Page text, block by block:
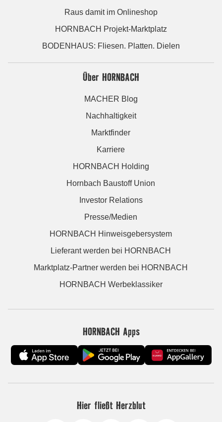
Raus damit im Onlineshop
HORNBACH Projekt-Marktplatz
BODENHAUS: Fliesen. Platten. Dielen
Über HORNBACH
MACHER Blog
Nachhaltigkeit
Marktfinder
Karriere
HORNBACH Holding
Hornbach Baustoff Union
Investor Relations
Presse/Medien
HORNBACH Hinweisgebersystem
Lieferant werden bei HORNBACH
Marktplatz-Partner werden bei HORNBACH
HORNBACH Werbeklassiker
HORNBACH Apps
Hier fließt Herzblut